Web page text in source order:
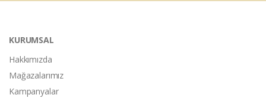
KURUMSAL
Hakkımızda
Mağazalarımız
Kampanyalar